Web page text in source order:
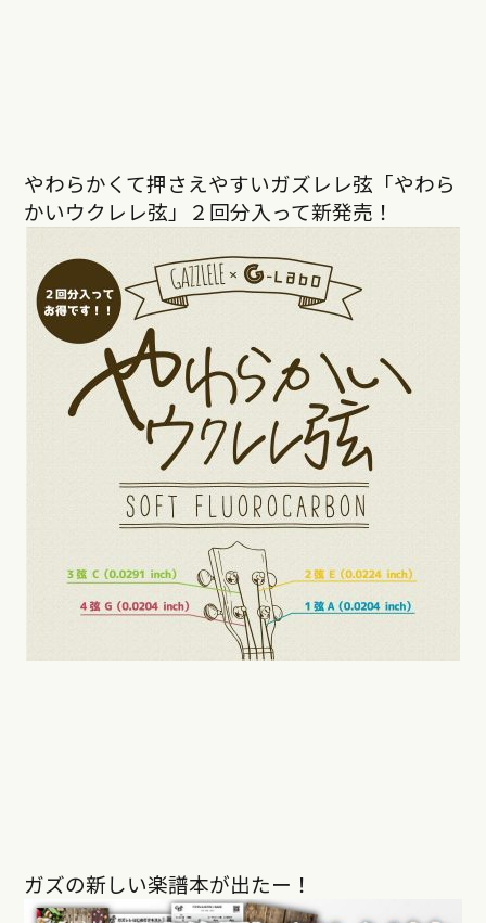
やわらかくて押さえやすいガズレレ弦「やわら
かいウクレレ弦」２回分入って新発売！
ガズの新しい楽譜本が出たー！